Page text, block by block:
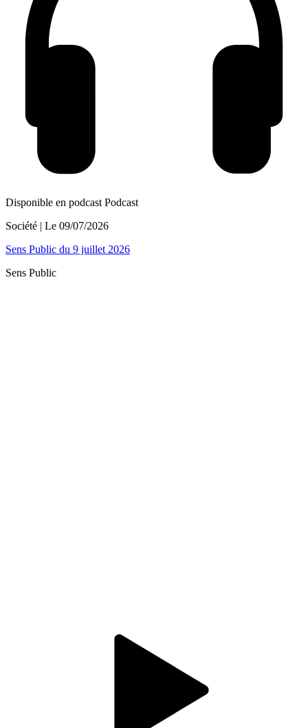
Disponible en podcast Podcast
Société | Le 09/07/2026
Sens Public du 9 juillet 2026
Sens Public